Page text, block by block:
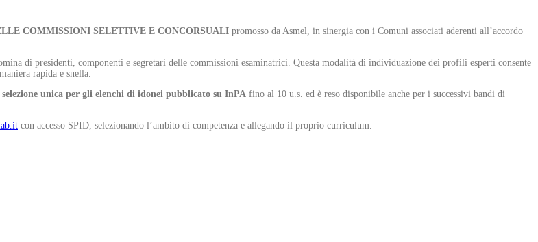
COMMISSIONI SELETTIVE E CONCORSUALI promosso da Asmel, in sinergia con i Comuni associati aderenti all’accordo
di presidenti, componenti e segretari delle commissioni esaminatrici. Questa modalità di individuazione dei profili esperti consente
rapida e snella.
unica per gli elenchi di idonei pubblicato su InPA fino al 10 u.s. ed è reso disponibile anche per i successivi bandi di
con accesso SPID, selezionando l’ambito di competenza e allegando il proprio curriculum.